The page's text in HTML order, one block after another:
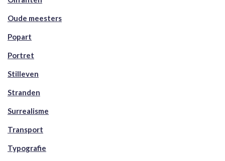
Oude meesters
Popart
Portret
Stilleven
Stranden
Surrealisme
Transport
Typografie